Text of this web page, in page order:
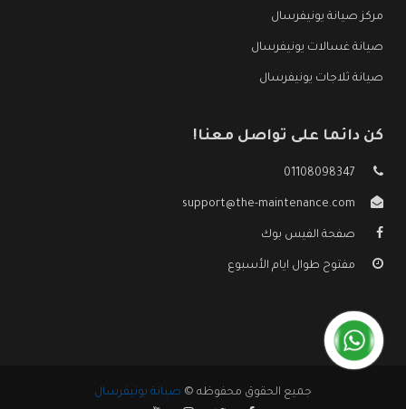
مركز صيانة يونيفرسال
صيانة غسالات يونيفرسال
صيانة ثلاجات يونيفرسال
كن دائما على تواصل معنا!
01108098347
support@the-maintenance.com
صفحة الفيس بوك
مفتوح طوال ايام الأسبوع
جميع الحقوق محفوظه © صيانة يونيفرسال